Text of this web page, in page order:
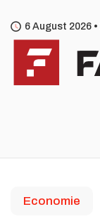
6 August 2026 •
Economie